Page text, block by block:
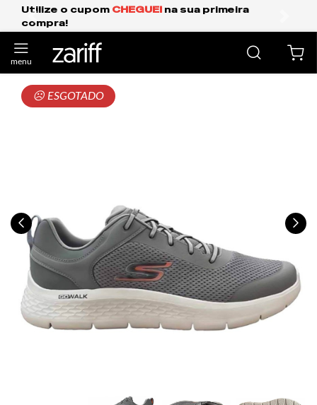
Frete Grátis Expresso para o Sul e São
anterior
☹ ESGOTADO